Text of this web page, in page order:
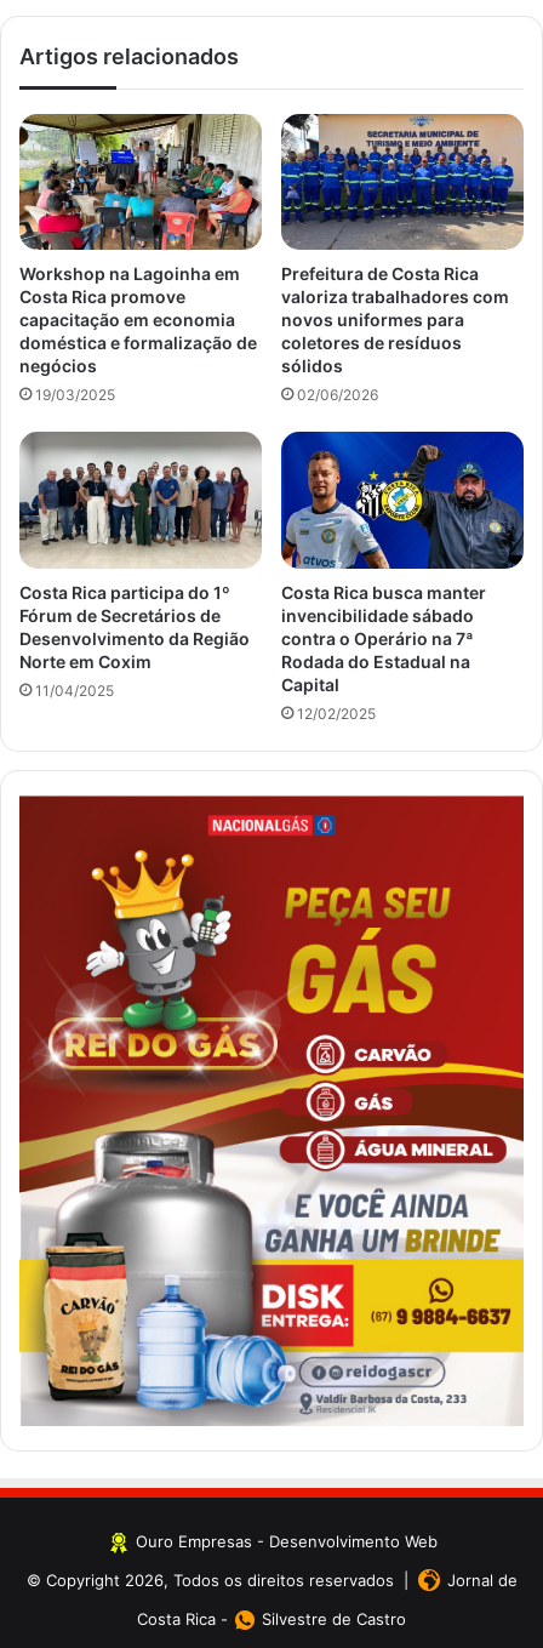
Artigos relacionados
Workshop na Lagoinha em
Costa Rica promove
capacitação em economia
doméstica e formalização de
negócios
19/03/2025
Prefeitura de Costa Rica
valoriza trabalhadores com
novos uniformes para
coletores de resíduos
sólidos
02/06/2026
Costa Rica participa do 1º
Fórum de Secretários de
Desenvolvimento da Região
Norte em Coxim
11/04/2025
Costa Rica busca manter
invencibilidade sábado
contra o Operário na 7ª
Rodada do Estadual na
Capital
12/02/2025
Ouro Empresas - Desenvolvimento Web
© Copyright 2026, Todos os direitos reservados |
Jornal de
Costa Rica - Silvestre de Castro